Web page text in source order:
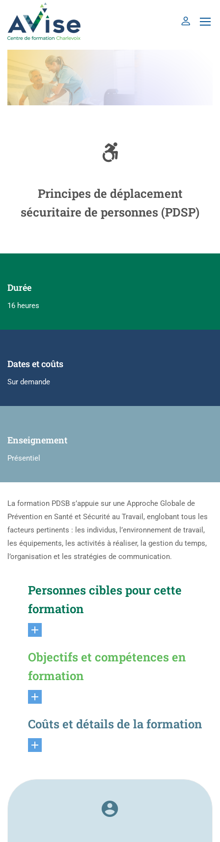
Principes de déplacement
sécuritaire de personnes (PDSP)
Durée
16 heures
Dates et coûts
Sur demande
Enseignement
Présentiel
La formation PDSB s’appuie sur une Approche Globale de
Prévention en Santé et Sécurité au Travail, englobant tous les
facteurs pertinents : les individus, l’environnement de travail,
les équipements, les activités à réaliser, la gestion du temps,
l’organisation et les stratégies de communication.
Personnes cibles pour cette
formation
Objectifs et compétences en
formation
Coûts et détails de la formation